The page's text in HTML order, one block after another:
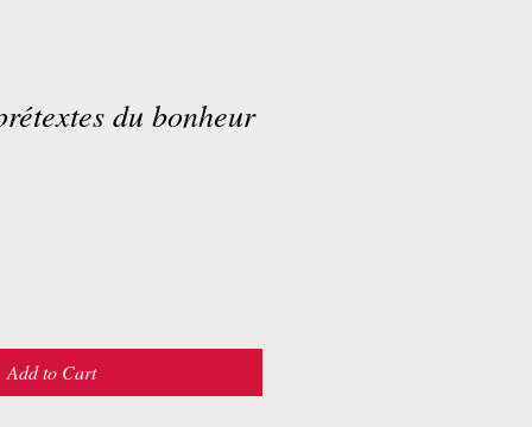
du bonheur
Add to Cart